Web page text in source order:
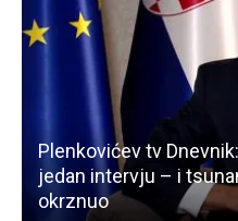
Plenkovićev tv
jedan intervju – i
okrznuo